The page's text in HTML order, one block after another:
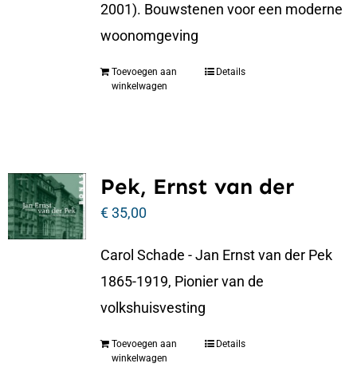
2001). Bouwstenen voor een moderne
woonomgeving
Toevoegen aan
winkelwagen
Details
Pek, Ernst van der
€35,00
Carol Schade - Jan Ernst van der Pek
1865-1919, Pionier van de
volkshuisvesting
Toevoegen aan
winkelwagen
Details